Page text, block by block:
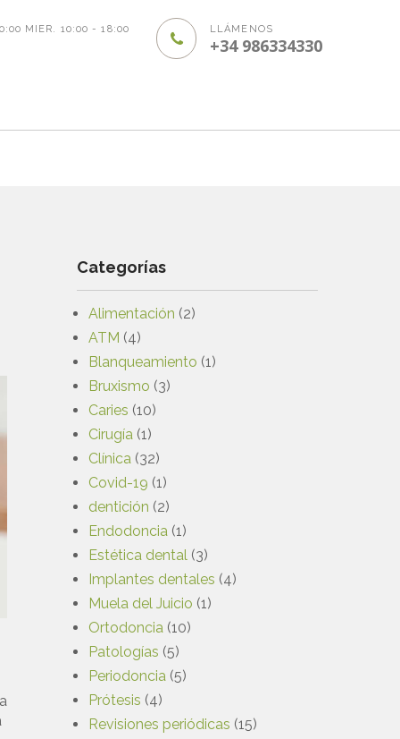
MIER. 10:00 - 18:00 LLÁMENOS
+34 986334330
Categorías
Alimentación (2)
ATM (4)
Blanqueamiento (1)
Bruxismo (3)
Caries (10)
Cirugía (1)
Clínica (32)
Covid-19 (1)
dentición (2)
Endodoncia (1)
Estética dental (3)
Implantes dentales (4)
Muela del Juicio (1)
Ortodoncia (10)
Patologías (5)
Periodoncia (5)
Prótesis (4)
Revisiones periódicas (15)